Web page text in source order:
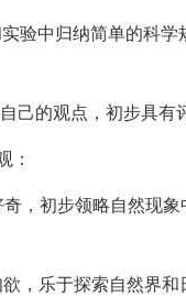
验中归纳简单的科
己的观点，初步具有
：
，初步领略自然现
，乐于探索自然界和